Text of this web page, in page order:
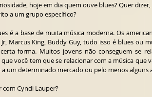
hoje em dia quem ouve blues? Quer
a um grupo específico?
é a base de muita música moderna. Os
Marcus King, Buddy Guy, tudo isso é blues ou
forma. Muitos jovens não conseguem se
você tem que se relacionar com a música que
um determinado mercado ou pelo menos alguns
com Cyndi Lauper?